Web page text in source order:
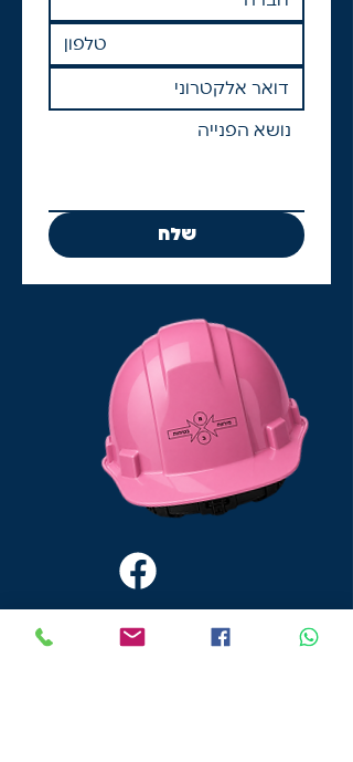
שלח